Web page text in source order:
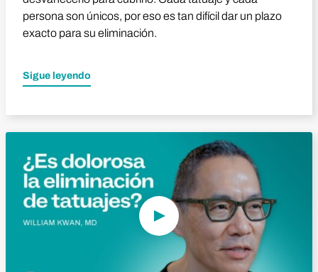
persona son únicos, por eso es tan difícil dar un plazo
exacto para su eliminación.
Sigue leyendo
Reproducir vídeo